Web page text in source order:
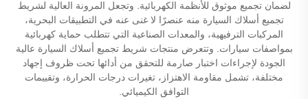
لضمان تجميع موثوق للأنظمة الكهربائية. وتجعل المرونة العالية لشريط
تجميع أسلاك السيارة منه عنصرًا لا غنى عنه في التطبيقات البحرية،
المركبات الترفيهية، والمعدات الصناعية التي تتطلب حماية كهربائية
بمواصفات سيارات. وتتعرض منتجات شريط تجميع أسلاك السيارة عالية
الجودة لإجراءات اختبار صارمة للتحقق من أدائها تحت ظروف إجهاد
مختلفة، تشمل مقاومة الاهتزاز، تغيرات درجات الحرارة، وتقييمات
التوافق الكيميائي.